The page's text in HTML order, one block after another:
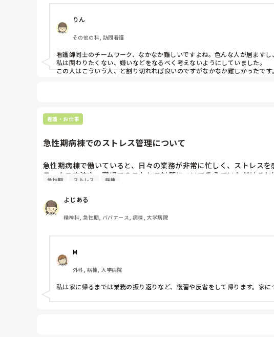
りん
その他の科, 訪問看護
看護師同士のチームワーク、なかなか難しいですよね。色んな人が居ますし
私は関わりたくない、嫌いなどをなるべく考えないようにしていました。
この人はこういう人、と割り切れれば良いのですがなかなか難しかったです
看護・お仕事
急性期病棟でのストレス管理について
急性期病棟で働いていると、日々の業務が非常に忙しく、ストレス
ラックス方法や、職場でのストレス対策について教えていただけると
急性期 ストレス 病棟
よじある
精神科, 急性期, パパナース, 病棟, 大学病院
M
外科, 病棟, 大学病院
私は家に帰るまでは業務の振り返りなど、復習や反省をして帰ります。家